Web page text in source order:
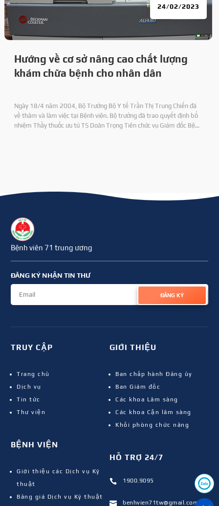
Hướng về cơ sở nâng cao chất lượng
khám chữa bệnh cho nhân dân
24/02/2023
Ngày 18/4 năm 2004, Bộ Trưởng Bộ Y tế Trần Thị Trung Chiến đã
về thăm và làm việc tại Bệnh viện. Bộ trưởng đã trao quyết định bổ
nhiệm Thầy thuốc ưu tú TS Doãn Trọng Tiên chức vụ Giám đốc Bệnh
Bệnh viên 71 trung ương
ĐĂNG KÝ NHẬN TIN THƯ
ĐĂNG KÝ
TRUY CẬP
Trang chủ
Dịch vụ
Tin tức
Thư viện
BỆNH VIỆN
Giới thiệu các Dịch vụ Kỹ
thuật
Bảng giá Dịch vụ Kỹ thuật
GIỚI THIỆU
Ban chấp hành Đảng ủy
Ban Giám đốc
Các khoa Lâm sàng
Các khoa Cận lâm sàng
Khối phòng chức năng
HỖ TRỢ 24/7
 1900.9095
 benhvien71tw@gmail.com